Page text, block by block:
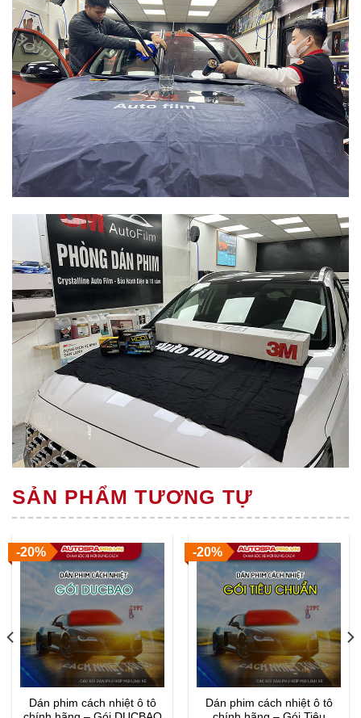
SẢN PHẨM TƯƠNG TỰ
-20%
Dán phim cách nhiệt ô tô
-20%
Dán phim cách nhiệt ô tô